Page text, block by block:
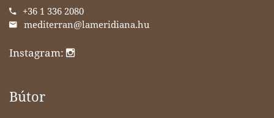
+36 1 336 2080
mediterran@lameridiana.hu
Instagram:
Bútor